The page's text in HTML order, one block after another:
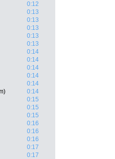
0:12
0:13
0:13
0:13
0:13
0:13
0:14
0:14
0:14
0:14
0:14
0:14
0:15
0:15
0:15
0:16
0:16
0:16
0:17
0:17